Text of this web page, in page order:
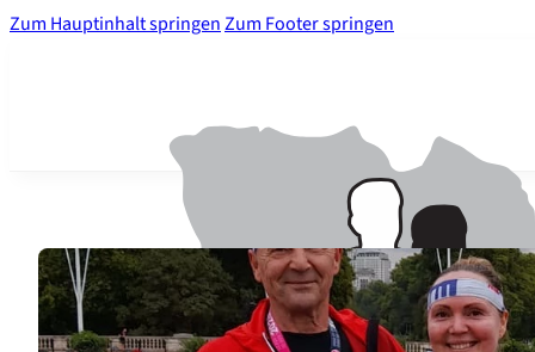
Zum Hauptinhalt springenZum Footer springen